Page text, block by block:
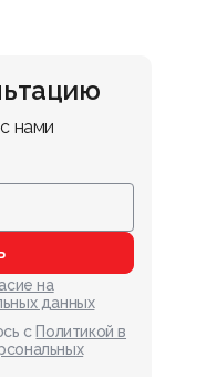
нами
на
данных
с Политикой в